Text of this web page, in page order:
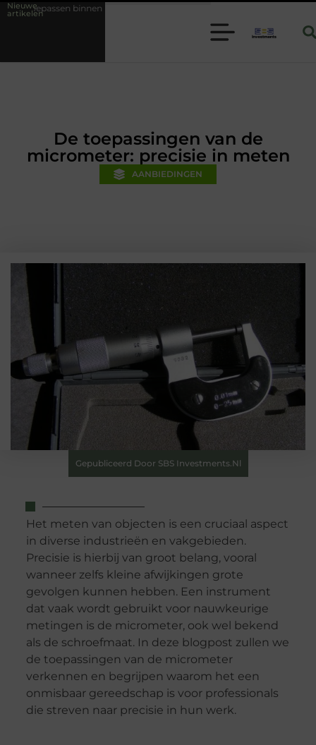
Nieuwe
artikelenfolie techniek
De toepassingen van de
micrometer: precisie in meten
AANBIEDINGEN
Gepubliceerd Door SBS Investments.nl
Het meten van objecten is een cruciaal aspect
in diverse industrieën en vakgebieden.
Precisie is hierbij van groot belang, vooral
wanneer zelfs kleine afwijkingen grote
gevolgen kunnen hebben. Een instrument
dat vaak wordt gebruikt voor nauwkeurige
metingen is de micrometer, ook wel bekend
als de schroefmaat. In deze blogpost zullen we
de toepassingen van de micrometer
verkennen en begrijpen waarom het een
onmisbaar gereedschap is voor professionals
die streven naar precisie in hun werk.